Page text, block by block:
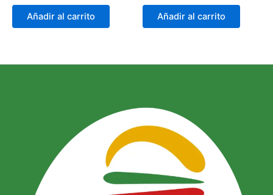
Añadir al carrito Añadir al carrito